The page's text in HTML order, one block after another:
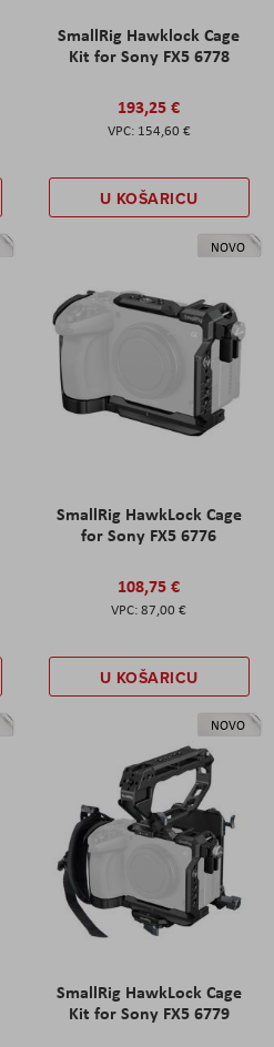
SmallRig Hawklock Cage
Kit for Sony FX5 6778
193,25 €
154,60 €
U KOŠARICU
NOVO
SmallRig HawkLock Cage
for Sony FX5 6776
108,75 €
87,00 €
U KOŠARICU
NOVO
SmallRig HawkLock Cage
Kit for Sony FX5 6779